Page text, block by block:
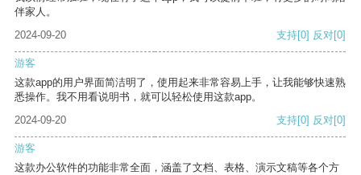
伴家人。
2024-09-20
支持[0] 反对[0]
游客
这款app的用户界面简洁明了，使用起来非常容易上手，让我能够快速熟
悉操作。我不用看说明书，就可以轻松使用这款app。
2024-09-20
支持[0] 反对[0]
游客
这款办公软件的功能非常全面，涵盖了文档、表格、演示文稿等各个方